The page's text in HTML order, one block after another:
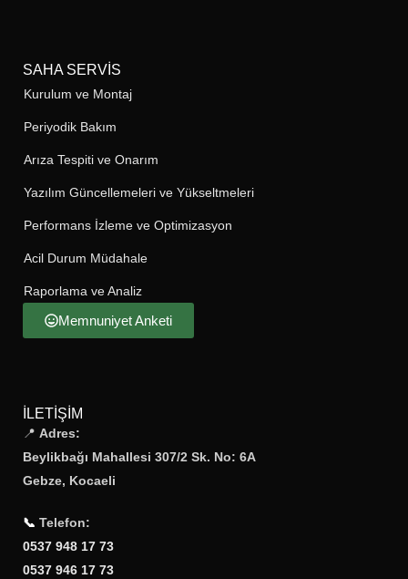
SAHA SERVIS
Kurulum ve Montaj
Periyodik Bakım
Arıza Tespiti ve Onarım
Yazılım Güncellemeleri ve Yükseltmeleri
Performans İzleme ve Optimizasyon
Acil Durum Müdahale
Raporlama ve Analiz
Memnuniyet Anketi
İLETIŞIM
📍 Adres:
Beylikbağı Mahallesi 307/2 Sk. No: 6A
Gebze, Kocaeli
📞 Telefon:
0537 948 17 73
0537 946 17 73